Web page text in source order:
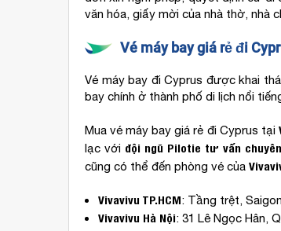
văn hóa, giấy mời của nhà thờ,
Vé máy bay giá rẻ đi
Vé máy bay đi Cyprus được khai
bay chính ở thành phố di lịch nổi
Mua vé máy bay giá rẻ đi Cyprus tại
lạc với đội ngũ Pilotie tư vấn
cũng có thể đến phòng vé của
Vivavivu TP.HCM: Tầng trệt,
Vivavivu Hà Nội: 31 Lê Ngọc Hân,